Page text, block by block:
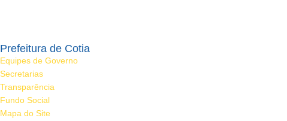
Prefeitura de Cotia
Equipes de Governo
Secretarias
Transparência
Fundo Social
Mapa do Site